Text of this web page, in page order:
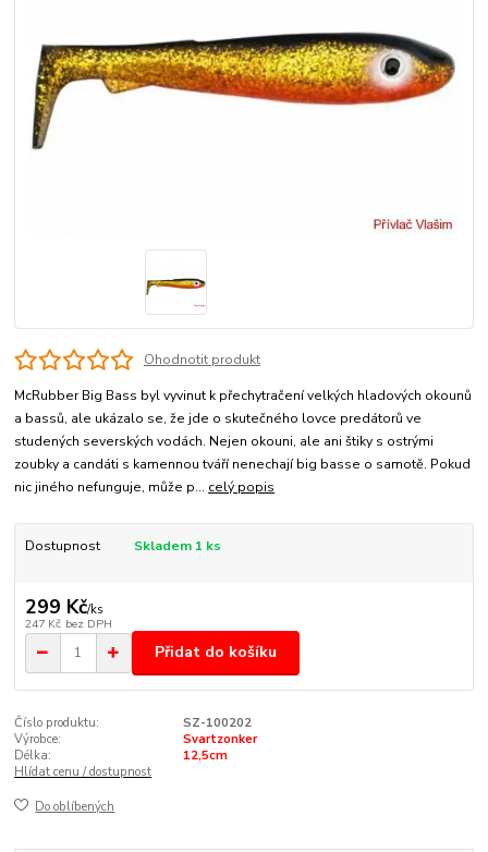
Ohodnotit produkt
McRubber Big Bass byl vyvinut k přechytračení velkých hladových okounů
a bassů, ale ukázalo se, že jde o skutečného lovce predátorů ve
studených severských vodách. Nejen okouni, ale ani štiky s ostrými
zoubky a candáti s kamennou tváří nenechají big basse o samotě. Pokud
nic jiného nefunguje, může p... celý popis
Dostupnost Skladem 1 ks
299 Kč/ks
247 Kč bez DPH
Přidat do košíku
Číslo produktu:
SZ-100202
Výrobce:
Svartzonker
Délka:
12,5cm
Hlídat cenu / dostupnost
Do oblíbených